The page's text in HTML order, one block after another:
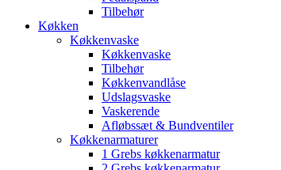
Tilbehør
Køkken
Køkkenvaske
Køkkenvaske
Tilbehør
Køkkenvandlåse
Udslagsvaske
Vaskerende
Afløbssæt & Bundventiler
Køkkenarmaturer
1 Grebs køkkenarmatur